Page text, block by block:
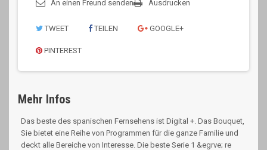
An einen Freund senden Ausdrucken
TWEET TEILEN GOOGLE+
PINTEREST
Mehr Infos
Das beste des spanischen Fernsehens ist Digital +. Das Bouquet,
Sie bietet eine Reihe von Programmen für die ganze Familie und
deckt alle Bereiche von Interesse. Die beste Serie 1 &egrve; re